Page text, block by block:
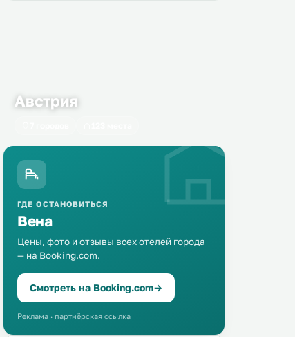
Австрия
ГДЕ ОСТАНОВИТЬСЯ
Вена
Цены, фото и отзывы всех отелей города
— на Booking.com.
Смотреть на Booking.com→
Реклама · партнёрская ссылка